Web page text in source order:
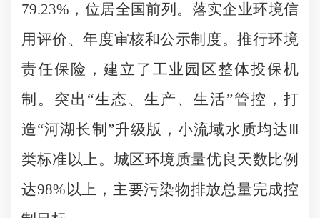
79.23%，位居全国前列。落实企业环境信
用评价、年度审核和公示制度。推行环境
责任保险，建立了工业园区整体投保机
制。突出“生态、生产、生活”管控，打
造“河湖长制”升级版，小流域水质均达Ⅲ
类标准以上。城区环境质量优良天数比例
达98%以上，主要污染物排放总量完成控